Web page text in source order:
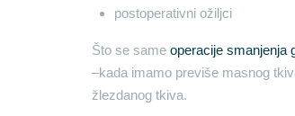
postoperativni ožiljci
Što se same operacije smanjenja
–kada imamo previše masnog
žlezdanog tkiva.